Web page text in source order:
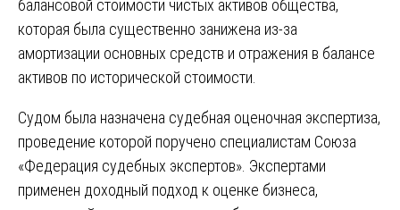
балансовой стоимости чистых активов общества,
которая была существенно занижена из-за
амортизации основных средств и отражения в балансе
активов по исторической стоимости.
Судом была назначена судебная оценочная экспертиза,
проведение которой поручено специалистам Союза
«Федерация судебных экспертов». Экспертами
применен доходный подход к оценке бизнеса,